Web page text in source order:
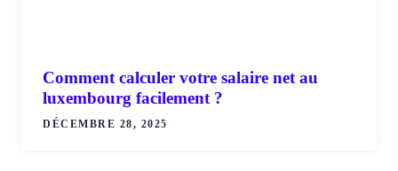
Comment calculer votre salaire net au
luxembourg facilement ?
DÉCEMBRE 28, 2025